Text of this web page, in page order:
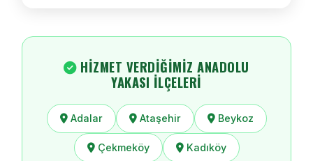
HIZMET VERDIĞIMIZ ANADOLU
YAKASI İLÇELERI
Adalar Ataşehir Beykoz
Çekmeköy Kadıköy